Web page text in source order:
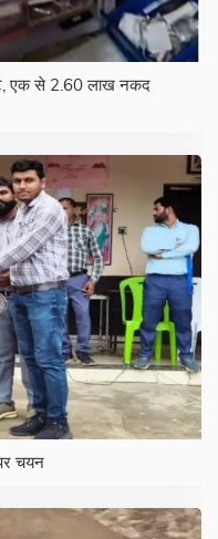
एक से 2.60 लाख नकद
चयन